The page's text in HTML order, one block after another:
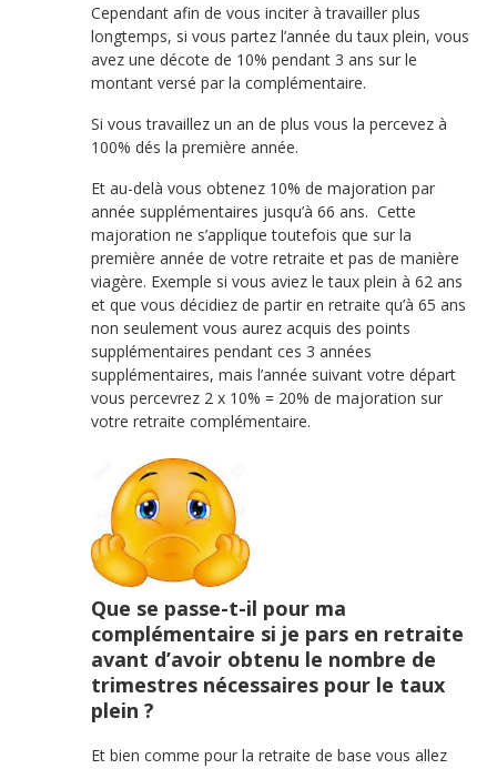
Cependant afin de vous inciter à travailler plus
longtemps, si vous partez l’année du taux plein, vous
avez une décote de 10% pendant 3 ans sur le
montant versé par la complémentaire.
Si vous travaillez un an de plus vous la percevez à
100% dés la première année.
Et au-delà vous obtenez 10% de majoration par
année supplémentaires jusqu’à 66 ans. Cette
majoration ne s’applique toutefois que sur la
première année de votre retraite et pas de manière
viagère. Exemple si vous aviez le taux plein à 62 ans
et que vous décidiez de partir en retraite qu’à 65 ans
non seulement vous aurez acquis des points
supplémentaires pendant ces 3 années
supplémentaires, mais l’année suivant votre départ
vous percevrez 2 x 10% = 20% de majoration sur
votre retraite complémentaire.
Que se passe-t-il pour ma
complémentaire si je pars en retraite
avant d’avoir obtenu le nombre de
trimestres nécessaires pour le taux
plein ?
Et bien comme pour la retraite de base vous allez